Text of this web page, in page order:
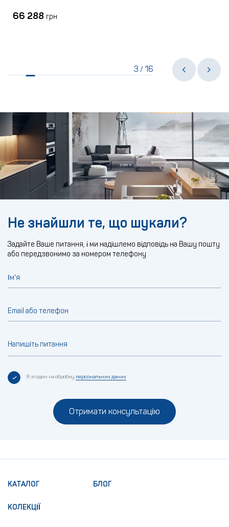
66 288 грн
3 /16
Не знайшли те, що шукали?
Задайте Ваше питання, і ми надішлемо відповідь на Вашу пошту
або передзвонимо за номером телефону
Ім'я
Email або телефон
Напишіть питання
Я згоден на обробку персональних даних
Отримати консультацію
КАТАЛОГ
КОЛЕКЦІЇ
БЛОГ